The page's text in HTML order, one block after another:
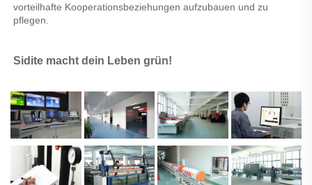
vorteilhafte Kooperationsbeziehungen aufzubauen und zu
pflegen.
Sidite macht dein Leben grün!